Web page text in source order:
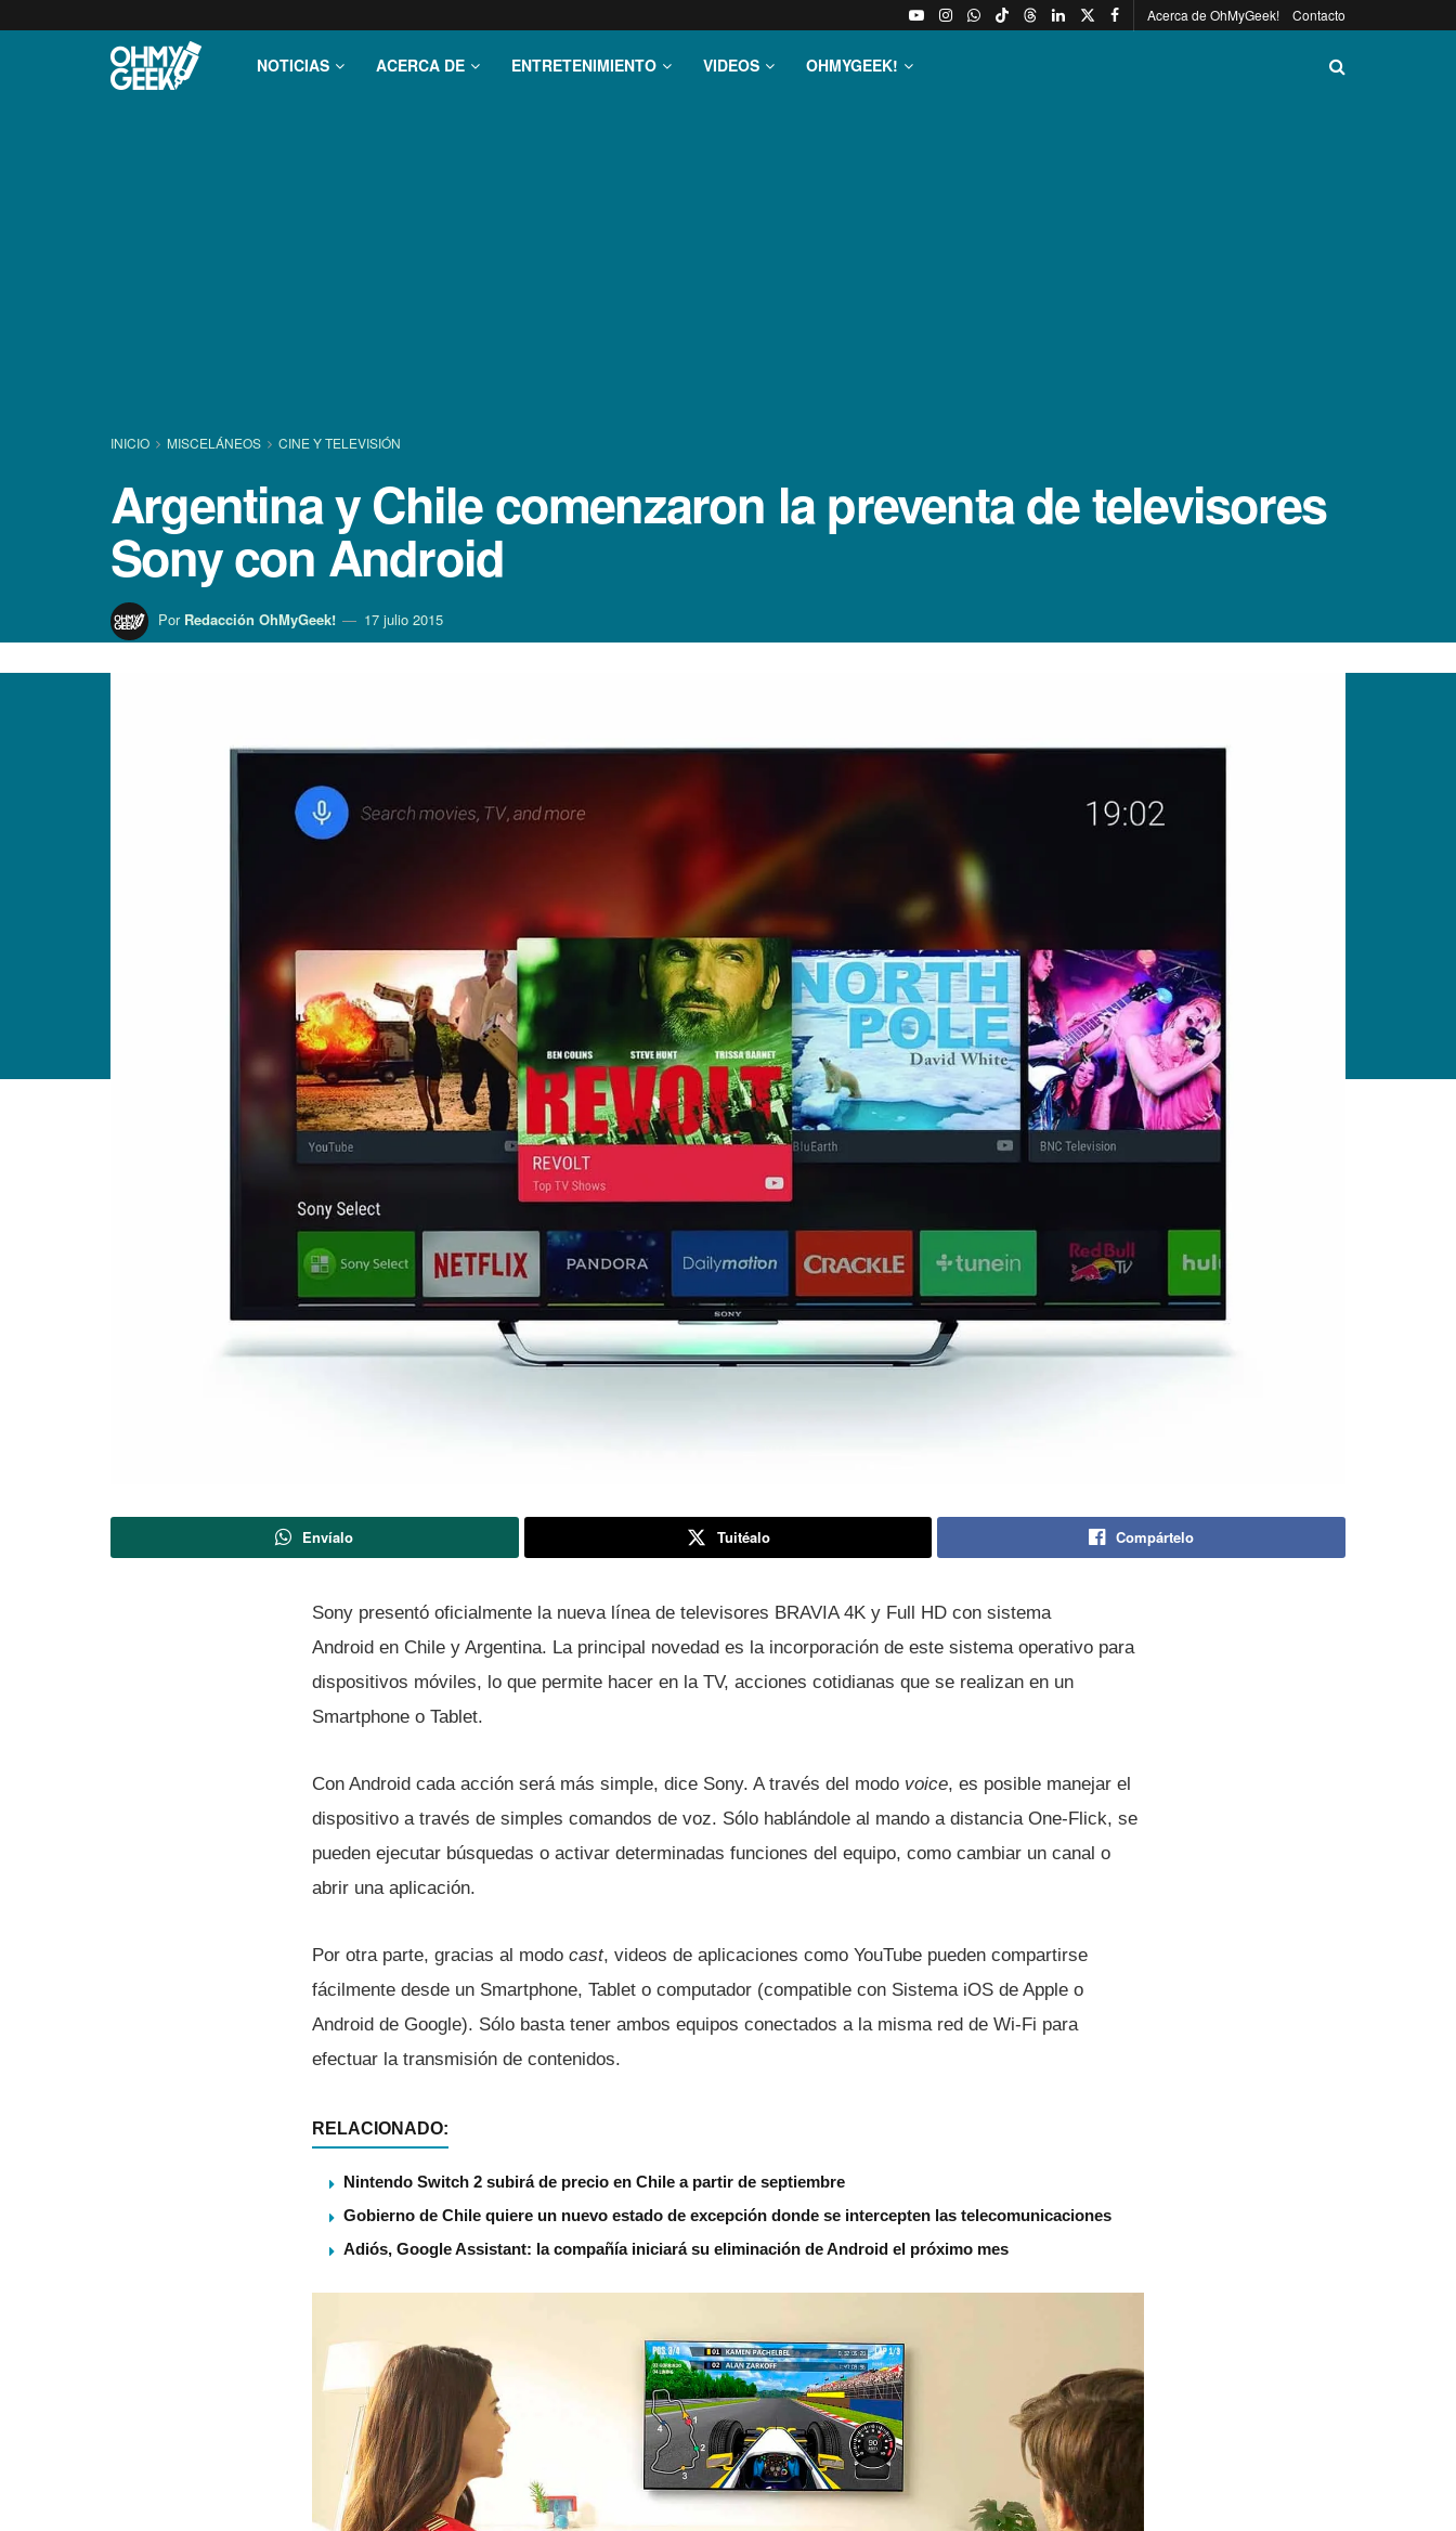
Acerca de OhMyGeek! Contacto
NOTICIAS ACERCA DE ENTRETENIMIENTO VIDEOS OHMYGEEK!
INICIO MISCELÁNEOS CINE Y TELEVISIÓN
Argentina y Chile comenzaron la preventa de televisores
Sony con Android
Por Redacción OhMyGeek! 17 julio 2015
Envíalo Tuitéalo Compártelo
Sony presentó oficialmente la nueva lí­nea de televisores BRAVIA 4K y Full HD con sistema
Android en Chile y Argentina. La principal novedad es la incorporación de este sistema operativo para
dispositivos móviles, lo que permite hacer en la TV, acciones cotidianas que se realizan en un
Smartphone o Tablet.
Con Android cada acción será más simple, dice Sony. A través del modo voice, es posible manejar el
dispositivo a través de simples comandos de voz. Sólo hablándole al mando a distancia One-Flick, se
pueden ejecutar búsquedas o activar determinadas funciones del equipo, como cambiar un canal o
abrir una aplicación.
Por otra parte, gracias al modo cast, videos de aplicaciones como YouTube pueden compartirse
fácilmente desde un Smartphone, Tablet o computador (compatible con Sistema iOS de Apple o
Android de Google). Sólo basta tener ambos equipos conectados a la misma red de Wi-Fi para
efectuar la transmisión de contenidos.
RELACIONADO:
Nintendo Switch 2 subirá de precio en Chile a partir de septiembre
Gobierno de Chile quiere un nuevo estado de excepción donde se intercepten las telecomunicaciones
Adiós, Google Assistant: la compañía iniciará su eliminación de Android el próximo mes